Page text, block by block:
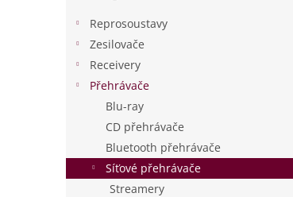
e
l
Reprosoustavy
Zesilovače
Receivery
Přehrávače
Blu-ray
CD přehrávače
Bluetooth přehrávače
Síťové přehrávače
Streamery